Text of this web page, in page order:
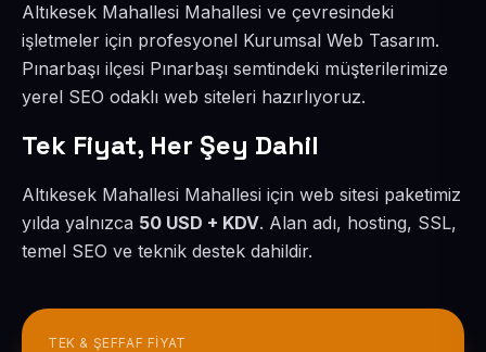
Altıkesek Mahallesi Mahallesi ve çevresindeki
işletmeler için profesyonel Kurumsal Web Tasarım.
Pınarbaşı ilçesi Pınarbaşı semtindeki müşterilerimize
yerel SEO odaklı web siteleri hazırlıyoruz.
Tek Fiyat, Her Şey Dahil
Altıkesek Mahallesi Mahallesi için web sitesi paketimiz
yılda yalnızca 50 USD + KDV. Alan adı, hosting, SSL,
temel SEO ve teknik destek dahildir.
TEK & ŞEFFAF FIYAT